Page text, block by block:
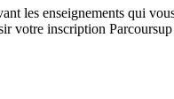
les enseignements qui
votre inscription